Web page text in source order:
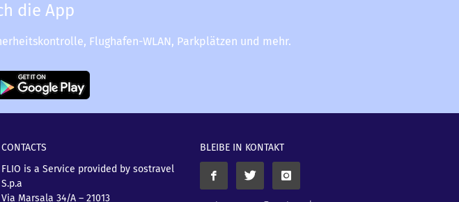
die App
Flughafen-WLAN, Parkplätzen und mehr.
CONTACTS
FLIO is a Service provided by sostravel
S.p.a
Via Marsala 34/A – 21013
BLEIBE IN KONTAKT